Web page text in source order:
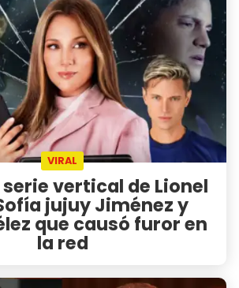
VIRAL
serie vertical de Lionel
jujuy Jiménez y
que causó furor en
la red